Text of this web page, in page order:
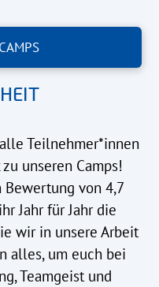
Teilnehmer*innen
unseren Camps!
von 4,7
Jahr für Jahr die
wir in unsere Arbeit
alles, um euch bei
Teamgeist und